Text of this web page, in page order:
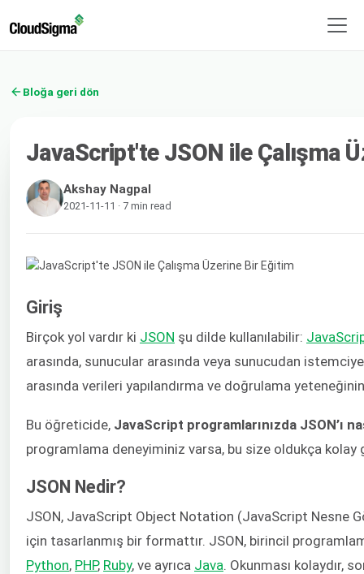
Bloğa geri dön
JavaScript'te JSON ile Çalışma
Akshay Nagpal
2021-11-11 · 7 min read
Giriş
Birçok yol vardır ki JSON şu dilde kullanılabilir:
arasında, sunucular arasında veya sunucudan
arasında verileri yapılandırma ve doğrulama
Bu öğreticide, JavaScript programlarınızda JSON’ı
programlama deneyiminiz varsa, bu size oldukça kolay
JSON Nedir?
JSON, JavaScript Object Notation (JavaScript Nesne
için tasarlanmış bir formattır. JSON, birincil
Python, PHP, Ruby, ve ayrıca Java . Okunması